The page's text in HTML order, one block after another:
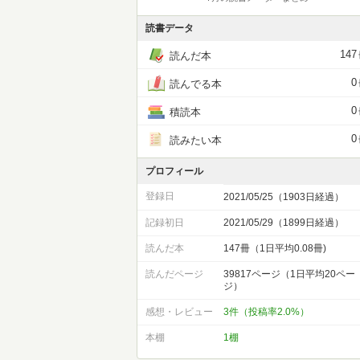
読書データ
読んだ本 147
読んでる本 0
積読本 0
読みたい本 0
プロフィール
登録日 2021/05/25（1903日経過）
記録初日 2021/05/29（1899日経過）
読んだ本 147冊（1日平均0.08冊)
読んだページ
39817ページ（1日平均20ペー
ジ）
感想・レビュー 3件（投稿率2.0%）
本棚 1棚